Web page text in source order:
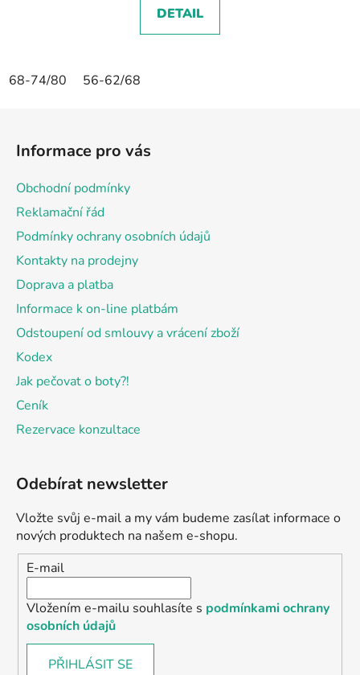
DETAIL
68-74/80 56-62/68
Informace pro vás
Obchodní podmínky
Reklamační řád
Podmínky ochrany osobních údajů
Kontakty na prodejny
Doprava a platba
Informace k on-line platbám
Odstoupení od smlouvy a vrácení zboží
Kodex
Jak pečovat o boty?!
Ceník
Rezervace konzultace
Odebírat newsletter
Vložte svůj e-mail a my vám budeme zasílat informace o
nových produktech na našem e-shopu.
E-mail
Vložením e-mailu souhlasíte s podmínkami ochrany
osobních údajů
PŘIHLÁSIT SE